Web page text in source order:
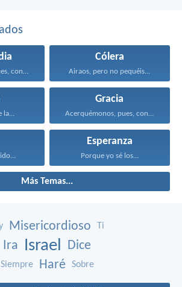
Acerquémonos, pues, confiadamente al...
Cólera
Airaos, pero no pequéis...
la...
Gracia
Acerquémonos, pues, confiadamente al...
Esperanza
Porque yo sé los...
Más Temas...
Misericordioso Ti
Ira Israel Dice
Siempre Haré Sobre